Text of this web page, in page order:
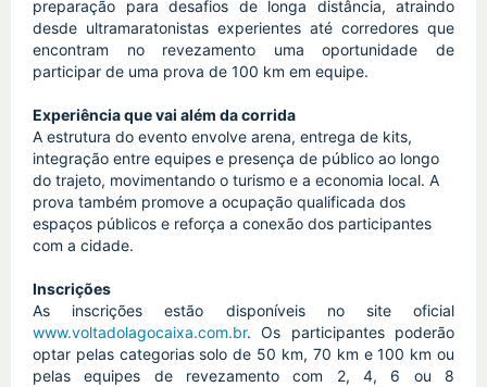
preparação para desafios de longa distância, atraindo
desde ultramaratonistas experientes até corredores que
encontram no revezamento uma oportunidade de
participar de uma prova de 100 km em equipe.
Experiência que vai além da corrida
A estrutura do evento envolve arena, entrega de kits,
integração entre equipes e presença de público ao longo
do trajeto, movimentando o turismo e a economia local. A
prova também promove a ocupação qualificada dos
espaços públicos e reforça a conexão dos participantes
com a cidade.
Inscrições
www.voltadolagocaixa.com.br. Os participantes poderão
optar pelas categorias solo de 50 km, 70 km e 100 km ou
pelas equipes de revezamento com 2, 4, 6 ou 8